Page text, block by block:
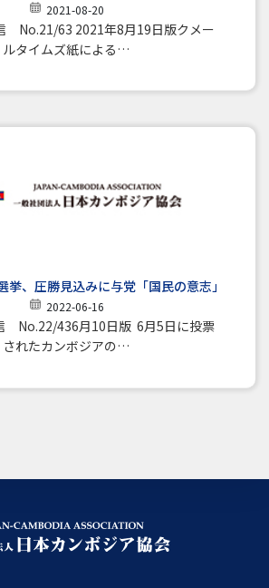
2021-08-20
No.21/63 2021年8月19日版クメー
ルタイムズ紙による…
挙、圧勝見込みに与党「国民の意志」
2022-06-16
No.22/436月10日版 6月5日に投票
されたカンボジアの…